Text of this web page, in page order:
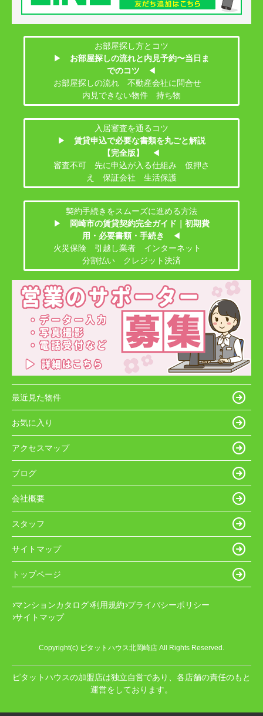
お部屋探し方とコツ
▶
お部屋探しの流れと内見予約〜当日ま
でのコツ
◀
お部屋探しの流れ 不動産会社に問合せ
内見できない物件 持ち物
入居審査を通るコツ
▶
賃貸申込で必要な書類を丸ごと解説
【完全版】
◀
審査不可 先に申込が入る仕組み 仮押さ
え 保証会社 生活保護
契約手続きをスムーズに進める方法
▶
岡崎市の賃貸契約完全ガイド｜初期費
用・必要書類・手続き
◀
火災保険 引越し業者 インターネット
分割払い クレジット決済
最近見た物件
お気に入り
アクセスマップ
ブログ
会社概要
スタッフ
サイトマップ
トップページ
マンションカタログ 利用規約 プライバシーポリシー
サイトマップ
Copyright(c) ピタットハウス北岡崎店 All Rights Reserved.
ピタットハウスの加盟店は独立自営であり、各店舗の責任のもと
運営をしております。